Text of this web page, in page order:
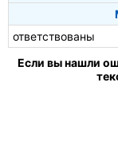
ответствованы
Если вы нашли